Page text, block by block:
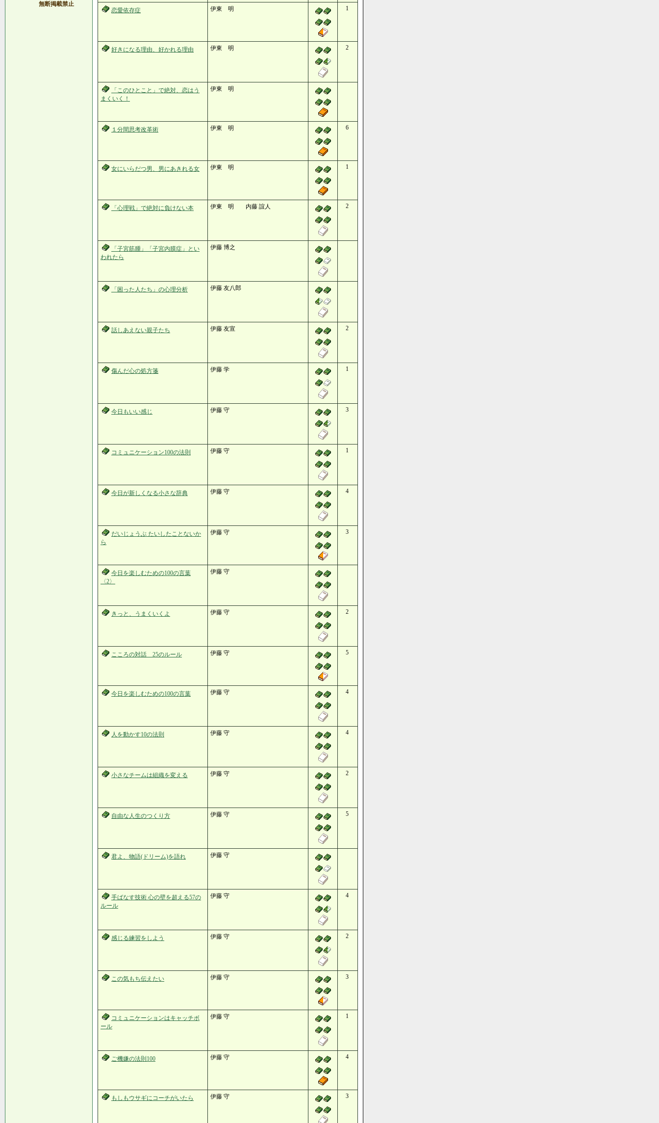
無断掲載禁止
恋愛依存症 伊東 明 1
好きになる理由、好かれる理由 伊東 明 2
「このひとこと」で絶対、恋はう
まくいく！
伊東 明
１分間思考改革術 伊東 明 6
女にいらだつ男、男にあきれる女 伊東 明 1
「心理戦」で絶対に負けない本 伊東 明 内藤 誼人 2
「子宮筋腫」「子宮内膜症」とい
われたら
伊藤 博之
「困った人たち」の心理分析 伊藤 友八郎
話しあえない親子たち 伊藤 友宣 2
傷んだ心の処方箋 伊藤 学 1
今日もいい感じ 伊藤 守 3
コミュニケーション100の法則 伊藤 守 1
今日が新しくなる小さな辞典 伊藤 守 4
だいじょうぶ たいしたことないか
ら
伊藤 守 3
今日を楽しむための100の言葉
〈2〉
伊藤 守
きっと、うまくいくよ 伊藤 守 2
こころの対話 25のルール 伊藤 守 5
今日を楽しむための100の言葉 伊藤 守 4
人を動かす10の法則 伊藤 守 4
小さなチームは組織を変える 伊藤 守 2
自由な人生のつくり方 伊藤 守 5
君よ、物語(ドリーム)を語れ 伊藤 守
手ばなす技術 心の壁を超える57の
ルール
伊藤 守 4
感じる練習をしよう 伊藤 守 2
この気もち伝えたい 伊藤 守 3
コミュニケーションはキャッチボ
ール
伊藤 守 1
ご機嫌の法則100 伊藤 守 4
もしもウサギにコーチがいたら 伊藤 守 3